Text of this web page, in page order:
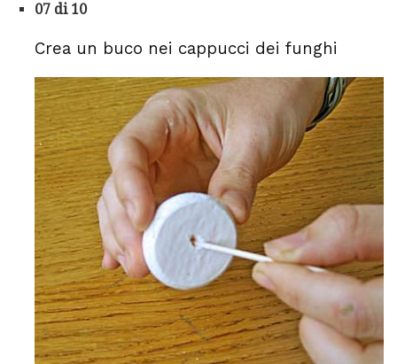
07 di 10
Crea un buco nei cappucci dei funghi